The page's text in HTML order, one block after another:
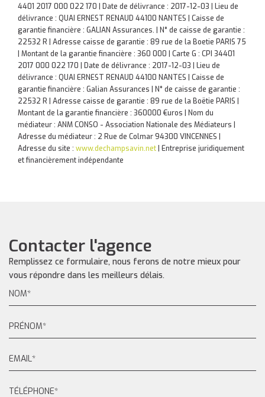
4401 2017 000 022 170 | Date de délivrance : 2017-12-03 | Lieu de
délivrance : QUAI ERNEST RENAUD 44100 NANTES | Caisse de
garantie financière : GALIAN Assurances. | N° de caisse de garantie :
22532 R | Adresse caisse de garantie : 89 rue de la Boetie PARIS 75
| Montant de la garantie financière : 360 000 | Carte G : CPI 34401
2017 000 022 170 | Date de délivrance : 2017-12-03 | Lieu de
délivrance : QUAI ERNEST RENAUD 44100 NANTES | Caisse de
garantie financière : Galian Assurances | N° de caisse de garantie :
22532 R | Adresse caisse de garantie : 89 rue de la Boëtie PARIS |
Montant de la garantie financière : 360000 €uros | Nom du
médiateur : ANM CONSO - Association Nationale des Médiateurs |
Adresse du médiateur : 2 Rue de Colmar 94300 VINCENNES |
Adresse du site : www.dechampsavin.net Entreprise juridiquement
et financièrement indépendante
Contacter l'agence
Remplissez ce formulaire, nous ferons de notre mieux pour
vous répondre dans les meilleurs délais.